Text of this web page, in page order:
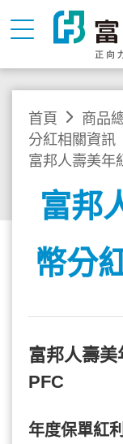
首頁 商品
分紅相關資訊
富邦人壽美年
富邦
幣分
富邦人壽
PFC
年度保單紅